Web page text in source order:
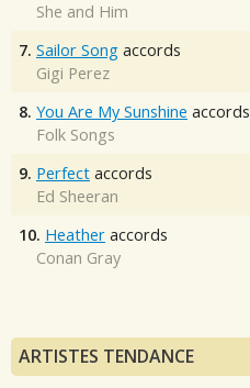
She and Him
7. Sailor Song accords
Gigi Perez
8. You Are My Sunshine accords
Folk Songs
9. Perfect accords
Ed Sheeran
10. Heather accords
Conan Gray
ARTISTES TENDANCE